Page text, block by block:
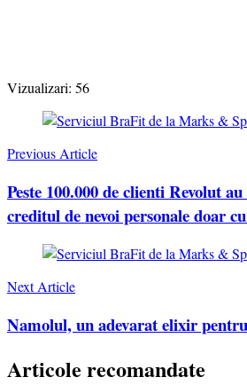
Vizualizari: 56
Post
Navigation
Previous Article
Peste 100.000 de clienti Revolut
creditul de nevoi personale doar
Next Article
Namolul, un adevarat elixir
Articole recomandate